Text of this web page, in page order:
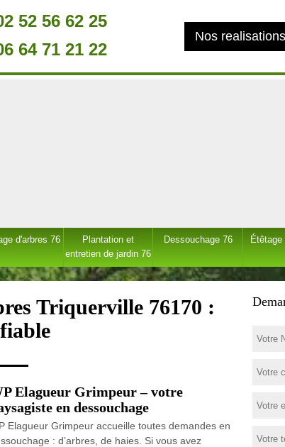
52 56 62 25
64 71 21 22
Nos realisations
d'arbres 76
Plantation et
entretien de jardin 76
Dessouchage 76 Étêtage
Triquerville 76170 :
Elagueur Grimpeur – votre
en dessouchage
Elagueur Grimpeur accueille toutes demandes en
: d’arbres, de haies. Si vous avez